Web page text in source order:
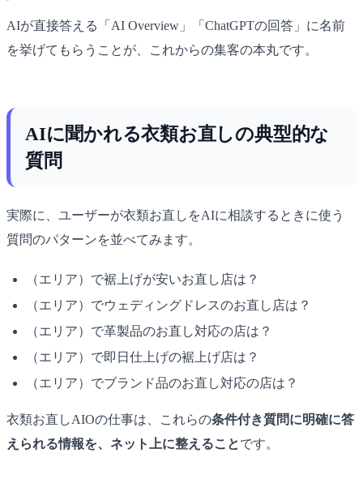
AIが直接答える「AI Overview」「ChatGPTの回答」に名前
を挙げてもらうことが、これからの集客の本丸です。
AIに聞かれる衣類お直しの典型的な
質問
実際に、ユーザーが衣類お直しをAIに相談するときに使う
質問のパターンを並べてみます。
（エリア）で裾上げが安いお直し店は？
（エリア）でウェディングドレスのお直し店は？
（エリア）で革製品のお直し対応の店は？
（エリア）で即日仕上げの裾上げ店は？
（エリア）でブランド品のお直し対応の店は？
衣類お直しAIOの仕事は、これらの条件付き質問に明確に答
えられる情報を、ネット上に整えることです。